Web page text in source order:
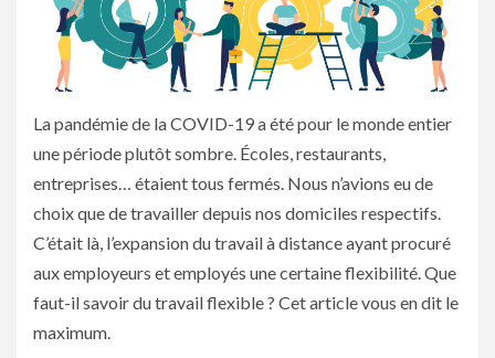
La pandémie de la COVID-19 a été pour le monde entier
une période plutôt sombre. Écoles, restaurants,
entreprises… étaient tous fermés. Nous n’avions eu de
choix que de travailler depuis nos domiciles respectifs.
C’était là, l’expansion du travail à distance ayant procuré
aux employeurs et employés une certaine flexibilité. Que
faut-il savoir du travail flexible ? Cet article vous en dit le
maximum.